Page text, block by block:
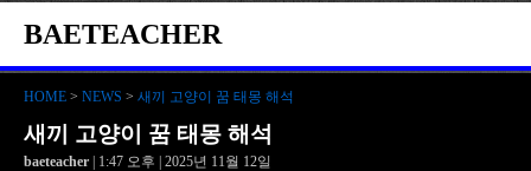
BAETEACHER
HOME > NEWS > 새끼 고양이 꿈 태몽 해석
새끼 고양이 꿈 태몽 해석
baeteacher | 1:47 오후 | 2025년 11월 12일